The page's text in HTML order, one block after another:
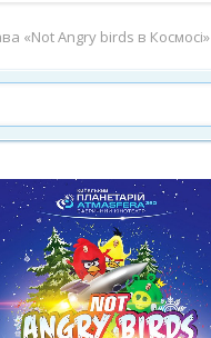
«Not Angry birds в Космосі»